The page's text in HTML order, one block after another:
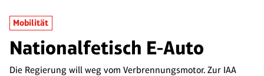
Mobilität
Nationalfetisch E-Auto
Die Regierung will weg vom Verbrennungsmotor. Zur IAA